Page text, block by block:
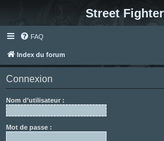
Street
FAQ
Index du forum
Connexion
Nom d’utilisateur :
Mot de passe :